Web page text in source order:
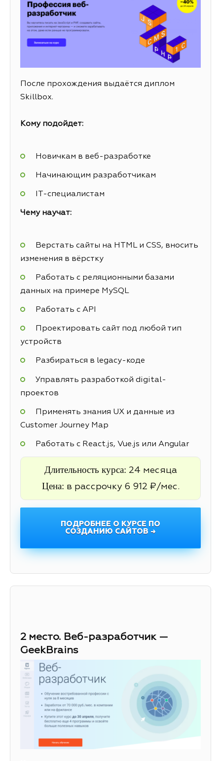
После прохождения выдаётся диплом
Skillbox.
Кому подойдет:
Новичкам в веб-разработке
Начинающим разработчикам
IT-специалистам
Чему научат:
Верстать сайты на HTML и CSS, вносить
изменения в вёрстку
Работать с реляционными базами
данных на примере MySQL
Работать с API
Проектировать сайт под любой тип
устройств
Разбираться в legacy-коде
Управлять разработкой digital-
проектов
Применять знания UX и данные из
Customer Journey Map
Работать с React.js, Vue.js или Angular
Длительность курса: 24 месяца
Цена: в рассрочку 6 912 ₽/мес.
ПОДРОБНЕЕ О КУРСЕ ПО
СОЗДАНИЮ САЙТОВ →
2 место. Веб-разработчик —
GeekBrains